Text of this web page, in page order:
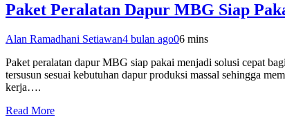
Paket Peralatan Dapur MBG Siap
Alan Ramadhani Setiawan4 bulan ago06 mins
Paket peralatan dapur MBG siap pakai menjadi solusi cepat
tersusun sesuai kebutuhan dapur produksi massal sehingga
kerja….
Read More